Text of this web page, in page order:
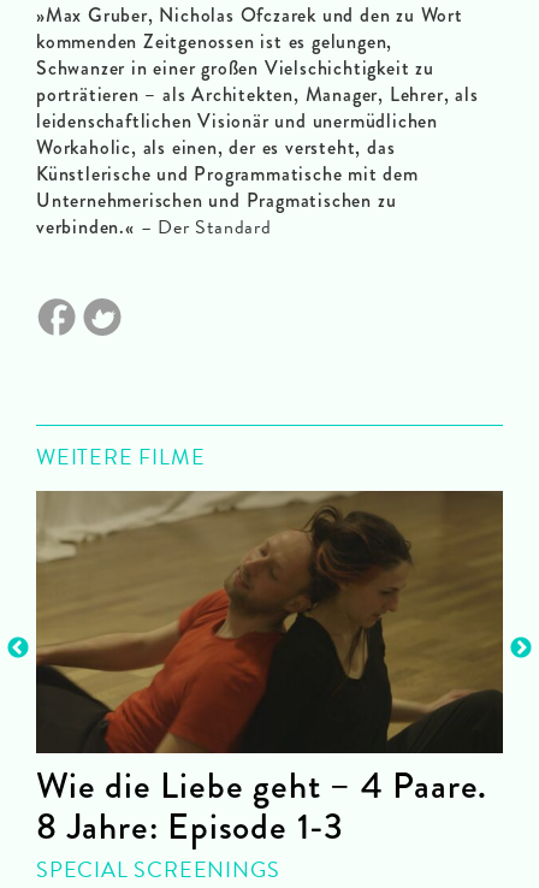
»Max Gruber, Nicholas Ofczarek und den zu Wort
kommenden Zeitgenossen ist es gelungen,
Schwanzer in einer großen Vielschichtigkeit zu
porträtieren – als Architekten, Manager, Lehrer, als
leidenschaftlichen Visionär und unermüdlichen
Workaholic, als einen, der es versteht, das
Künstlerische und Programmatische mit dem
Unternehmerischen und Pragmatischen zu
verbinden.« – Der Standard
WEITERE FILME
Wie die Liebe geht – 4 Paare.
8 Jahre: Episode 1-3
SPECIAL SCREENINGS